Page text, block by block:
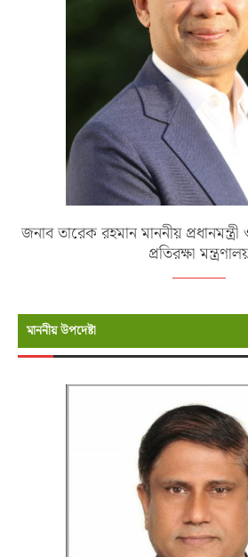
জনাব তারেক রহমান মাননীয় প্রধানমন্ত্রী
প্রতিরক্ষা
মাননীয় উপদেষ্টা